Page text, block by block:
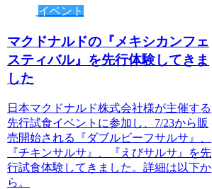
イベント
マクドナルドの『メキシカンフェ
スティバル』を先行体験してきま
した
日本マクドナルド株式会社様が主催する
先行試食イベントに参加し、7/23から販
売開始される『ダブルビーフサルサ』、
『チキンサルサ』、『えびサルサ』を先
行試食体験してきました。詳細は以下か
ら。